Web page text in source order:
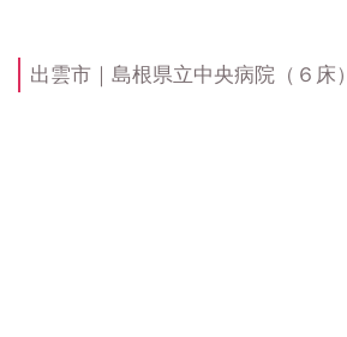
出雲市｜島根県立中央病院（６床）